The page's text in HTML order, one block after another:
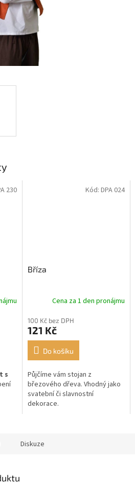
s
230
Bříza
Cena za 1 den pronájmu
100 Kč bez DPH
121 Kč
Do košíku
Půjčíme vám stojan z
březového dřeva. Vhodný jako
svatební či slavnostní
dekorace.
Kód: DPA 024
Diskuze